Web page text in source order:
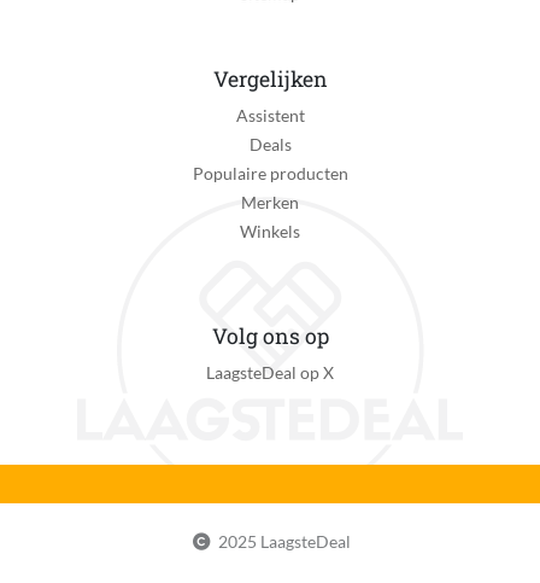
Vergelijken
Assistent
Deals
Populaire producten
Merken
Winkels
Volg ons op
LaagsteDeal op X
2025 LaagsteDeal